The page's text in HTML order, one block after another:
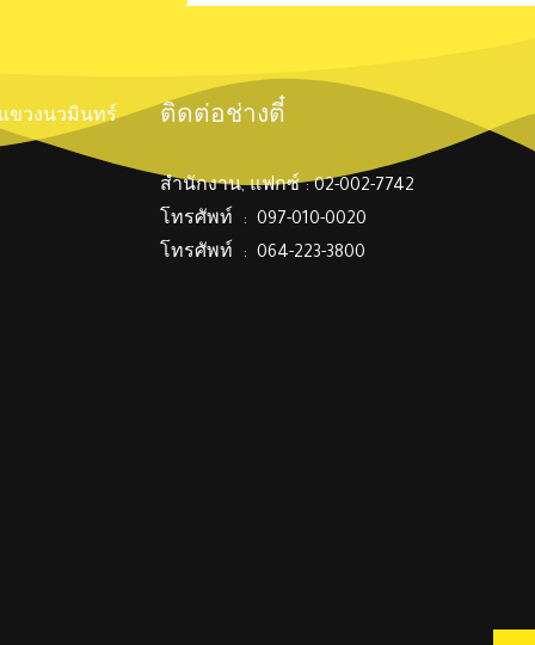
แขวงนวมินทร์ ติดต่อช่างตี๋
สำนักงาน, แฟกซ์ : 02-002-7742
โทรศัพท์ : 097-010-0020
โทรศัพท์ : 064-223-3800